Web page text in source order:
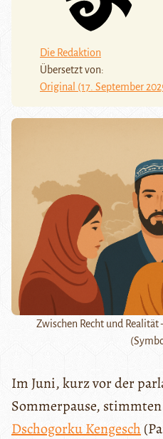
Die Redaktion
Übersetzt von:
Original (17. September
Zwischen Recht und
Im Juni, kurz vor der
Sommerpause,
Dschogorku Kengesch